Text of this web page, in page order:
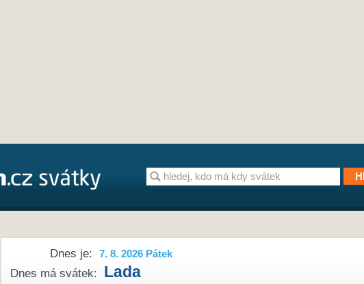
Dnes je: 7. 8. 2026 Pátek
Dnes má svátek: Lada